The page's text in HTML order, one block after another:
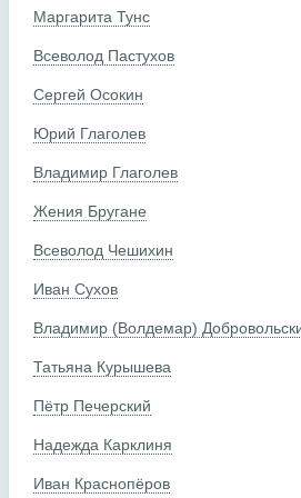
Маргарита Тунс
Всеволод Пастухов
Сергей Осокин
Юрий Глаголев
Владимир Глаголев
Жения Бругане
Всеволод Чешихин
Иван Сухов
Владимир (Волдемар)
Татьяна Курышева
Пётр Печерский
Надежда Карклиня
Иван Краснопёров